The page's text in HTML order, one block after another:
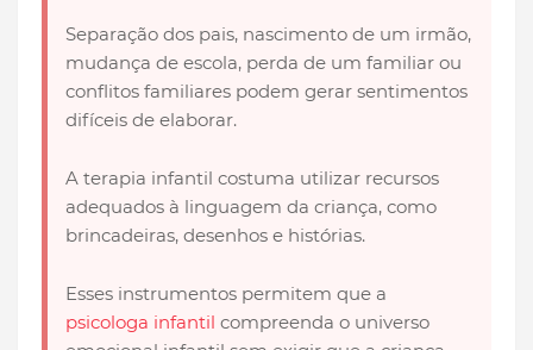
Separação dos pais, nascimento de um irmão,
mudança de escola, perda de um familiar ou
conflitos familiares podem gerar sentimentos
difíceis de elaborar.
A terapia infantil costuma utilizar recursos
adequados à linguagem da criança, como
brincadeiras, desenhos e histórias.
Esses instrumentos permitem que a
psicologa infantil compreenda o universo